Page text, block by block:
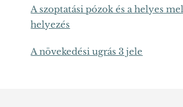
A szoptatási pózok és a helyes
helyezés
A növekedési ugrás 3 jele